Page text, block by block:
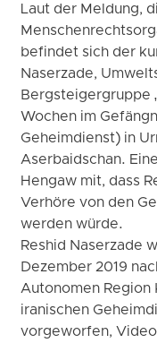
Laut der Meldung,
befindet sich der
Naserzade,
Bergsteigergruppe
Wochen im
Geheimdienst) in
Aserbaidschan.
Hengaw mit, dass
Verhöre von den
werden würde.
Reshid Naserzade
Dezember 2019
Autonomen Region
iranischen
vorgeworfen,